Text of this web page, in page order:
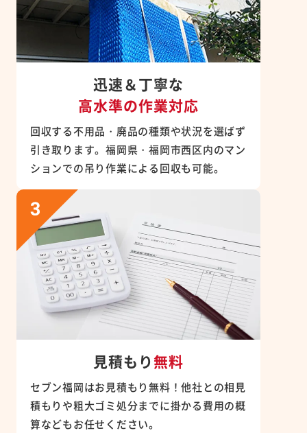
迅速＆丁寧な
高水準の作業対応
回収する不用品・廃品の種類や状況を選ばず
引き取ります。福岡県・福岡市西区内のマン
ションでの吊り作業による回収も可能。
見積もり無料
セブン福岡はお見積もり無料！他社との相見
積もりや粗大ゴミ処分までに掛かる費用の概
算などもお任せください。